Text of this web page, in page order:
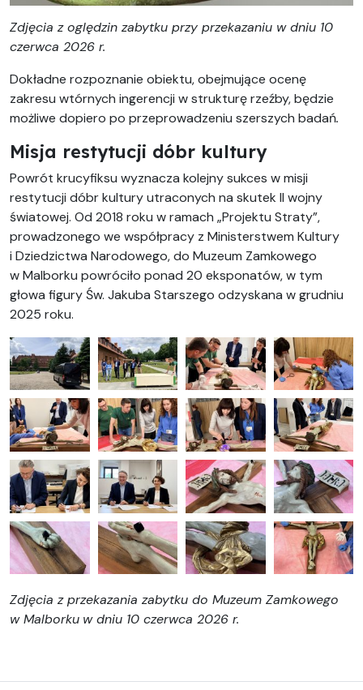
Zdjęcia z oględzin zabytku przy przekazaniu w dniu 10
czerwca 2026 r.
Dokładne rozpoznanie obiektu, obejmujące ocenę
zakresu wtórnych ingerencji w strukturę rzeźby, będzie
możliwe dopiero po przeprowadzeniu szerszych badań.
Misja restytucji dóbr kultury
Powrót krucyfiksu wyznacza kolejny sukces w misji
restytucji dóbr kultury utraconych na skutek II wojny
światowej. Od 2018 roku w ramach „Projektu Straty”,
prowadzonego we współpracy z Ministerstwem Kultury
i Dziedzictwa Narodowego, do Muzeum Zamkowego
w Malborku powróciło ponad 20 eksponatów, w tym
głowa figury Św. Jakuba Starszego odzyskana w grudniu
2025 roku.
Zdjęcia z przekazania zabytku do Muzeum Zamkowego
w Malborku w dniu 10 czerwca 2026 r.